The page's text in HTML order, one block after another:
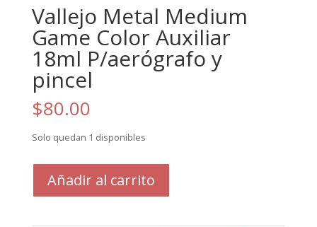
Vallejo Metal Medium
Game Color Auxiliar
18ml P/aerógrafo y
pincel
$80.00
Solo quedan 1 disponibles
MetalAñadir al carrito